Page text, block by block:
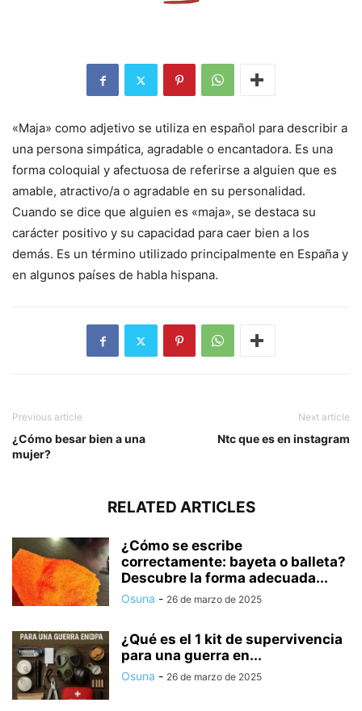
«Maja» como adjetivo se utiliza en español para describir a
una persona simpática, agradable o encantadora. Es una
forma coloquial y afectuosa de referirse a alguien que es
amable, atractivo/a o agradable en su personalidad.
Cuando se dice que alguien es «maja», se destaca su
carácter positivo y su capacidad para caer bien a los
demás. Es un término utilizado principalmente en España y
en algunos países de habla hispana.
Previous article
¿Cómo besar bien a una
mujer?
Next article
Ntc que es en instagram
RELATED ARTICLES
¿Cómo se escribe
correctamente: bayeta o balleta?
Descubre la forma adecuada...
Osuna - 26 de marzo de 2025
¿Qué es el 1 kit de supervivencia
para una guerra en...
Osuna - 26 de marzo de 2025